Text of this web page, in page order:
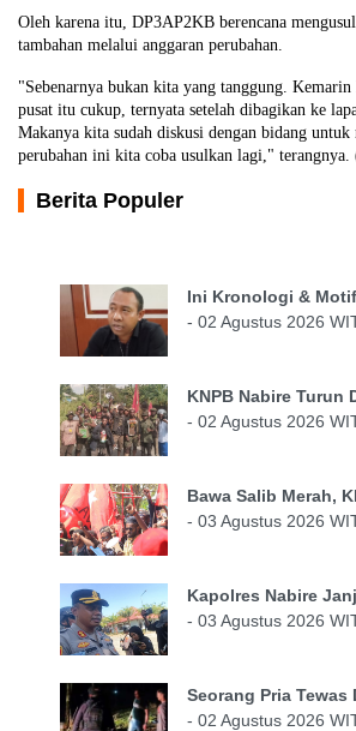
Oleh karena itu, DP3AP2KB berencana
tambahan melalui anggaran perubahan.
"Sebenarnya bukan kita yang tanggung.
pusat itu cukup, ternyata setelah dibagikan ke
Makanya kita sudah diskusi dengan bidang
perubahan ini kita coba usulkan lagi," terangnya.
Berita Populer
Ini Kronologi &
- 02 Agustus 2026
KNPB Nabire Turun
- 02 Agustus 2026
Bawa Salib Merah,
- 03 Agustus 2026
Kapolres Nabire
- 03 Agustus 2026
Seorang Pria Tewas
- 02 Agustus 2026